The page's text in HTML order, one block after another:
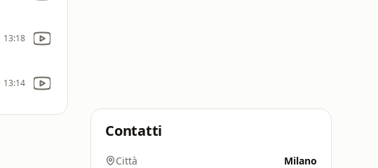
13:18
13:14
Contatti
Città Milano